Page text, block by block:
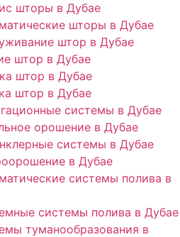
шторы в Дубае
шторы в Дубае
штор в Дубае
штор в Дубае
штор в Дубае
штор в Дубае
системы в Дубае
орошение в Дубае
системы в Дубае
в Дубае
системы полива в
системы полива в Дубае
туманообразования в